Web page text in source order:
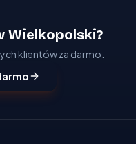
Wielkopolski?
klientów za darmo.